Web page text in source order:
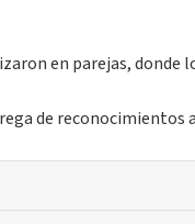
en parejas,
de